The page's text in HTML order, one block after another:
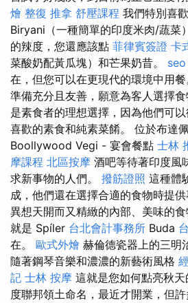
燴 整復 推拿 舒壓課程 我們特別喜
Biryani（一種簡單的印度米肉/蔬菜
的辣度，您還應該點 菲律賓簽證 卡
菜酸奶配黃瓜塊）和芒果奶昔。 seo
在，但您可以在更現代的環境中用餐
準備充分且友善，願意為客人選擇
是素食者的理想選擇，因為他們可
喜歡的素食和純素菜餚。 位於布達
Boollywood Vegi - 宴會餐點 士林
摩課程 北區按摩 酒吧等待著印度風
求新事物的人們。 撥筋證照 這種體
成，他們還在選擇合適的食物時提供
異想天開而又精緻的內部、美味的
就是 Spíler 台北會計事務所 Buda
在。 歐式外燴 赫倫德瓷器上的三明
隨著鋼琴音樂和濃濃的新藝術風格
記 士林 按摩 這就是您如何點亮秋
度聯邦領土命名，最近才開業，但